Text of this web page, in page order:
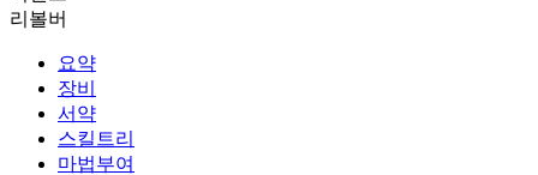
리볼버
요약
장비
서약
스킬트리
마법부여